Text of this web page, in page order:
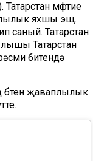
мөфтие
яхшы эш,
саный. Татарстан
Татарстан
битендә
бөтен җаваплылык